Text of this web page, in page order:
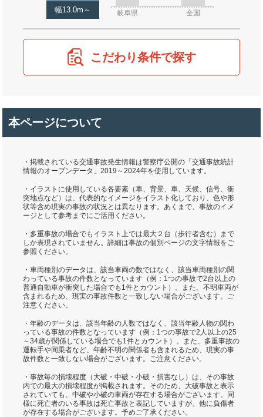
幅13.0m～ 岐阜県 全国
こだわり条件で探す
本ページについて
・掲載されている交通事故発生情報は警察庁公開の「交通事故統計
情報のオープンデータ」2019～2024年を使用しています。
・イラストに使用している各要素（車、背景、車、天候、信号、衝
突地点など）は、代表的なイメージをイラスト化しており、色や形
状等含め現実の事故の状況とは異なります。あくまで、事故のイメ
ージとして参考までにご活用ください。
・多重事故の場合でもイラスト上では最大２台（歩行者含む）まで
しか表現されていません。詳細は事故の個別ページの文字情報をご
参照ください。
・車両種別のデータは、該当車両の数ではなく、該当車両種別の関
わっている事故の件数となっています（例：1つの事故で2台以上の
普通自動車が衝突した場合でも1件とカウント）。また、不明車両が
含まれるため、現実の事故件数と一致しない場合がございます。ご
注意ください。
・年齢のデータは、該当年齢の人数ではなく、該当年齢人物の関わ
っている事故の件数となっています（例：1つの事故で2人以上の25
～34歳が関係している場合でも1件とカウント）。また、多重事故の
運転手や同乗者など、年齢不明の関係者も含まれるため、現実の事
故件数と一致しない場合がございます。ご注意ください。
・事故毎の損壊程度（大破・中破・小破・損害なし）は、その事故
内での最大の損壊程度が掲載されます。そのため、大破事故と表示
されていても、中破や小破の車両が存在する場合がございます。同
様に死亡者のいる事故は死亡事故と表記していますが、他に負傷者
が存在する場合がございます。予めご了承ください。